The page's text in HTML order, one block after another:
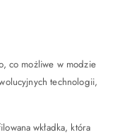
co możliwe w modzie
technologii,
wkładka, która